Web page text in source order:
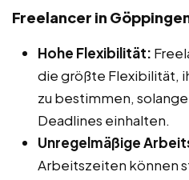
Freelancer in
Hohe Flexibilität:
die größte Flexibilität,
zu bestimmen,
Deadlines einhalten.
Unregelmäßige
Arbeitszeiten können